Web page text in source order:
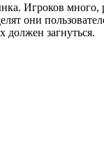
Игроков много,
они
должен загнуться.